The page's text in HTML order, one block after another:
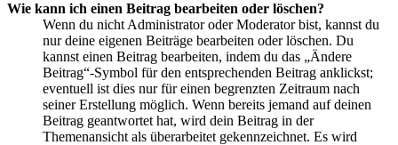
Wie kann ich einen Beitrag bearbeiten oder löschen?
Wenn du nicht Administrator oder Moderator bist, kannst du
nur deine eigenen Beiträge bearbeiten oder löschen. Du
kannst einen Beitrag bearbeiten, indem du das „Ändere
Beitrag“-Symbol für den entsprechenden Beitrag anklickst;
eventuell ist dies nur für einen begrenzten Zeitraum nach
seiner Erstellung möglich. Wenn bereits jemand auf deinen
Beitrag geantwortet hat, wird dein Beitrag in der
Themenansicht als überarbeitet gekennzeichnet. Es wird